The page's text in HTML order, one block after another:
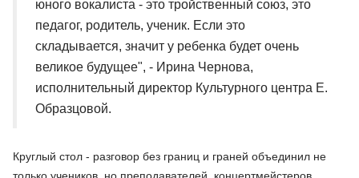
юного вокалиста - это тройственный союз, это
педагог, родитель, ученик. Если это
складывается, значит у ребенка будет очень
великое будущее", - Ирина Чернова,
исполнительный директор Культурного центра Е.
Образцовой.
Круглый стол - разговор без границ и граней объединил не